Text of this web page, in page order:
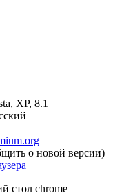
XP, 8.1
о новой версии)
стол chrome